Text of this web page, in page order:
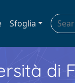
Sfoglia
di